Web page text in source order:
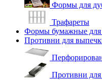
Формы для
Трафареты
Формы бумажные
Противни для
Противни